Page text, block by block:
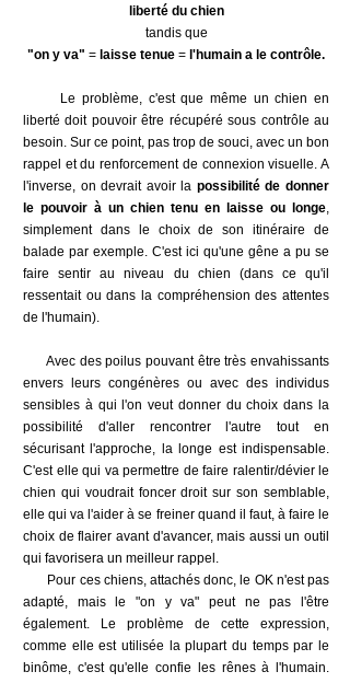
liberté du chien
tandis que
"on y va" = laisse tenue = l'humain a le contrôle.
Le problème, c'est que même un chien en
liberté doit pouvoir être récupéré sous contrôle au
besoin. Sur ce point, pas trop de souci, avec un bon
rappel et du renforcement de connexion visuelle. A
l'inverse, on devrait avoir la possibilité de donner
le pouvoir à un chien tenu en laisse ou longe,
simplement dans le choix de son itinéraire de
balade par exemple. C'est ici qu'une gêne a pu se
faire sentir au niveau du chien (dans ce qu'il
ressentait ou dans la compréhension des attentes
de l'humain).
Avec des poilus pouvant être très envahissants
envers leurs congénères ou avec des individus
sensibles à qui l'on veut donner du choix dans la
possibilité d'aller rencontrer l'autre tout en
sécurisant l'approche, la longe est indispensable.
C'est elle qui va permettre de faire ralentir/dévier le
chien qui voudrait foncer droit sur son semblable,
elle qui va l'aider à se freiner quand il faut, à faire le
choix de flairer avant d'avancer, mais aussi un outil
qui favorisera un meilleur rappel.
Pour ces chiens, attachés donc, le OK n'est pas
adapté, mais le "on y va" peut ne pas l'être
également. Le problème de cette expression,
comme elle est utilisée la plupart du temps par le
binôme, c'est qu'elle confie les rênes à l'humain.